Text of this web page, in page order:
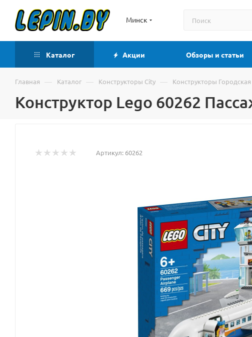
Минск
Каталог Акции Обзоры и статьи
Главная — Каталог — Конструкторы City — Конструкторы Городская
Конструктор Lego 60262
Артикул: 60262